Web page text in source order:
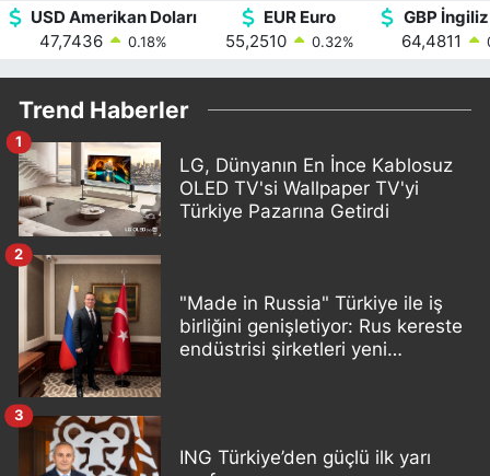
USD Amerikan Doları
47,7436
0.18%
EUR Euro
55,2510
0.32%
GBP
64,4811
Trend Haberler
LG, Dünyanın En İnce Kablosuz
OLED TV'si Wallpaper TV'yi
Türkiye Pazarına Getirdi
1
"Made in Russia" Türkiye ile iş
birliğini genişletiyor: Rus kereste
endüstrisi şirketleri yeni
2
ING Türkiye’den güçlü ilk yarı
3